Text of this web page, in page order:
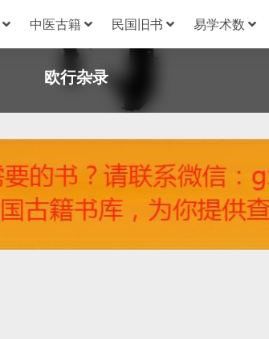
中医古籍 民国旧书 易学术数
欧行杂录